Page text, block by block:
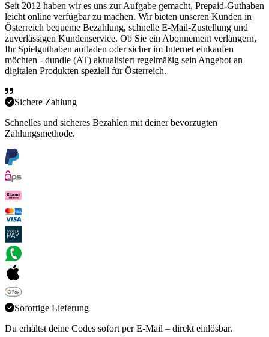
Seit 2012 haben wir es uns zur Aufgabe gemacht, Prepaid-Guthaben
leicht online verfügbar zu machen. Wir bieten unseren Kunden in
Österreich bequeme Bezahlung, schnelle E-Mail-Zustellung und
zuverlässigen Kundenservice. Ob Sie ein Abonnement verlängern,
Ihr Spielguthaben aufladen oder sicher im Internet einkaufen
möchten - dundle (AT) aktualisiert regelmäßig sein Angebot an
digitalen Produkten speziell für Österreich.
Sichere Zahlung
Schnelles und sicheres Bezahlen mit deiner bevorzugten
Zahlungsmethode.
Sofortige Lieferung
Du erhältst deine Codes sofort per E-Mail – direkt einlösbar.